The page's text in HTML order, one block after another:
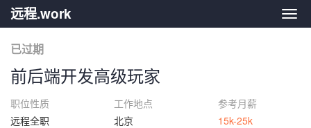
远
远程.work
已过期
前后端开发高级玩家
职位性质
远程全职
工作地点
北京
参考月薪
15k-25k